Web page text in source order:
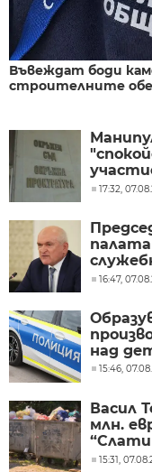
Въвеждат боди
строителните
"ВиК -
17:32,
16:47,
над
15:46,
Васил
млн.
15:31,